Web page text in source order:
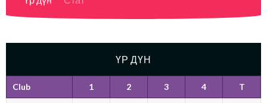
ҮР ДҮН
Club 1 2 3 4 T